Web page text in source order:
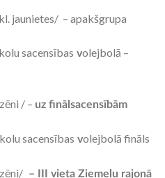
jaunietes/ – apakšgrupa
sacensības volejbolā –
/ – uz finālsacensībām
sacensības volejbolā fināls
– III vieta Ziemeļu rajonā